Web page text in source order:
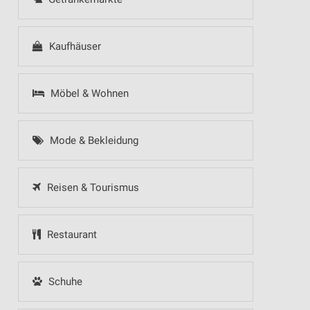
Kaufhäuser
Möbel & Wohnen
Mode & Bekleidung
Reisen & Tourismus
Restaurant
Schuhe